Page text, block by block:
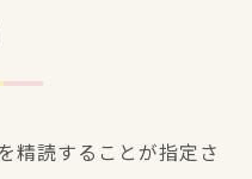
精読することが指定さ